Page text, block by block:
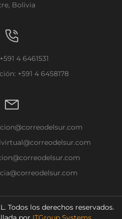
Bolivia
4 6461531
+591 4 6458178
Todos los derechos reservados.